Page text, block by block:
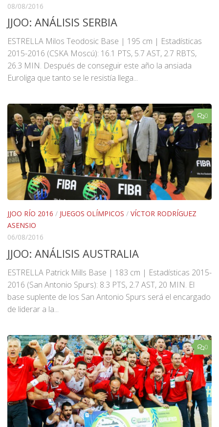
08/08/2016
JJOO: ANÁLISIS SERBIA
ESTRELLA Milos Teodosic Base | 195 cm | Estadísticas
2015-2016 (CSKA Moscú): 16.1 PTS, 5.7 AST, 2.7 RBTS,
26.3 MIN. Después de conseguir este año la ansiada
Euroliga que tanto se le resistía llega...
0
JJOO RÍO 2016 / JUEGOS OLÍMPICOS / VÍCTOR RODRÍGUEZ
ASENSIO
06/08/2016
JJOO: ANÁLISIS AUSTRALIA
ESTRELLA Patrick Mills Base | 183 cm | Estadísticas 2015-
2016 (San Antonio Spurs): 8.3 PTS, 2.7 AST, 20 MIN. El
base suplente de los San Antonio Spurs será el encargado
de liderar a la...
0